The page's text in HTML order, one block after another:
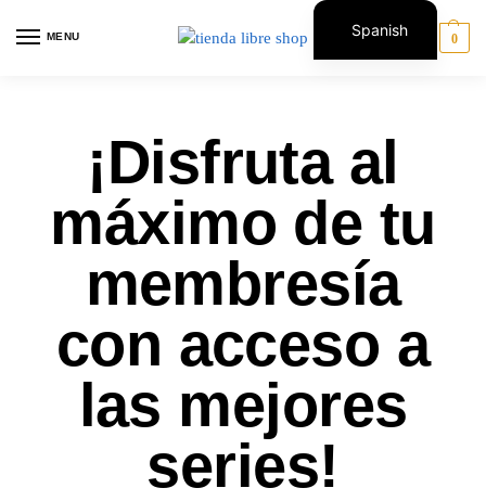
MENU 0
¡Disfruta al
máximo de tu
membresía
con acceso a
las mejores
series!
Spanish
English